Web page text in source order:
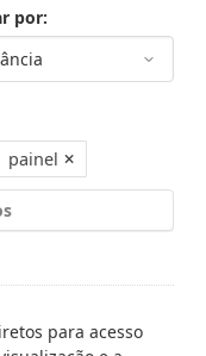
por
painel
para acesso